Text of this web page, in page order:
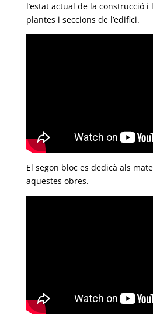
l’estat actual de la construcció i
plantes i seccions de l’edifici.
El segon bloc es dedicà als
aquestes obres.